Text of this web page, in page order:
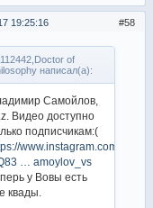
58
19:25:16
of
написал(а):
Самойлов,
Видео доступно
подписчикам:(
www.instagram.com/p/
… amoylov_vs
у Вовы есть
квады.